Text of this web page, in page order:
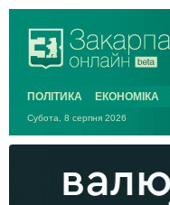
ПОЛІТИКА ЕКОНОМІКА
Субота, 8 серпня 2026